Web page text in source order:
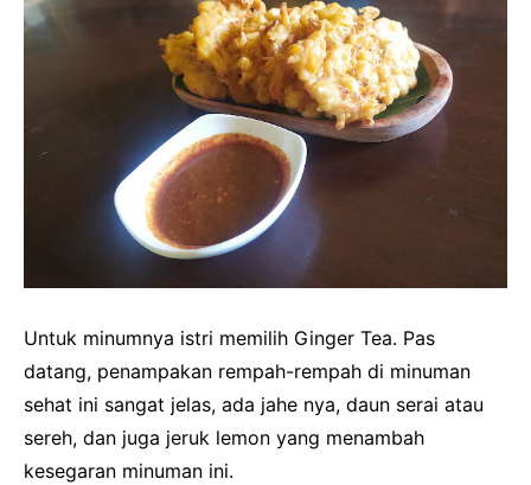
Untuk minumnya istri memilih Ginger Tea. Pas
datang, penampakan rempah-rempah di minuman
sehat ini sangat jelas, ada jahe nya, daun serai atau
sereh, dan juga jeruk lemon yang menambah
kesegaran minuman ini.